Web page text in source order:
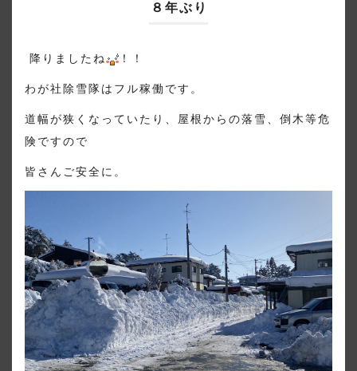
８年ぶり
降りましたね ！！
わが社除雪隊はフル稼働です。
道幅が狭くなっていたり、屋根からの落雪、倒木等危
険ですので
皆さんご安全に。